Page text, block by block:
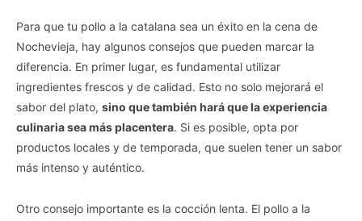
Para que tu pollo a la catalana sea un éxito en la cena de
Nochevieja, hay algunos consejos que pueden marcar la
diferencia. En primer lugar, es fundamental utilizar
ingredientes frescos y de calidad. Esto no solo mejorará el
sabor del plato, sino que también hará que la experiencia
culinaria sea más placentera. Si es posible, opta por
productos locales y de temporada, que suelen tener un sabor
más intenso y auténtico.
Otro consejo importante es la cocción lenta. El pollo a la